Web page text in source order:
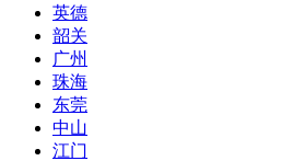
英德
韶关
广州
珠海
东莞
中山
江门